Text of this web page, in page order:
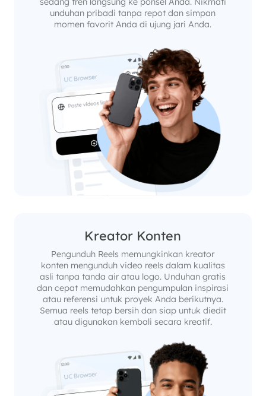
unduhan pribadi tanpa repot dan simpan
momen favorit Anda di ujung jari Anda.
Kreator Konten
Pengunduh Reels memungkinkan kreator
konten mengunduh video reels dalam kualitas
asli tanpa tanda air atau logo. Unduhan gratis
dan cepat memudahkan pengumpulan inspirasi
atau referensi untuk proyek Anda berikutnya.
Semua reels tetap bersih dan siap untuk diedit
atau digunakan kembali secara kreatif.